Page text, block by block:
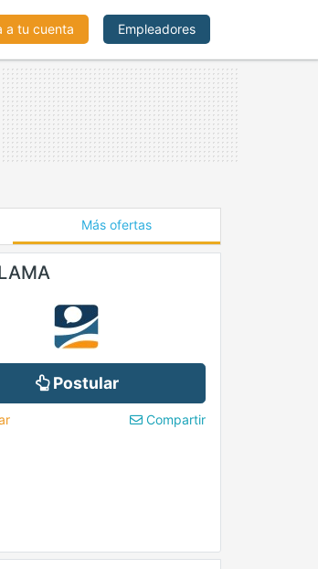
a tu cuenta Empleadores
Más ofertas
Postular
Compartir